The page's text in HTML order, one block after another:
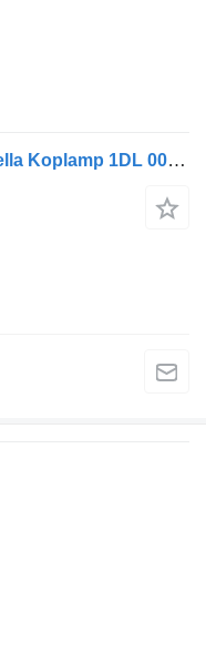
Mercedes-Benz A 9578200061 Hella Koplamp 1DL 007 872-07 Left Xenon LED Halogee voor Mercedes-Benz A-klasse auto